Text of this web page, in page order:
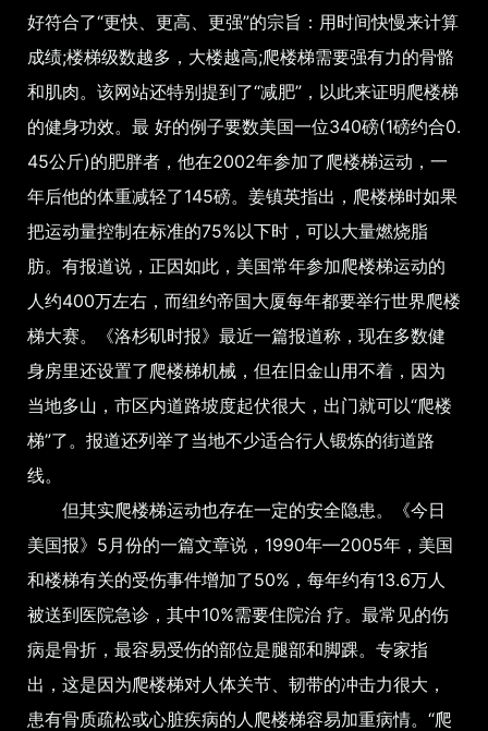
好符合了“更快、更高、更强”的宗旨：用时间快慢来计算
成绩;楼梯级数越多，大楼越高;爬楼梯需要强有力的骨骼
和肌肉。该网站还特别提到了“减肥”，以此来证明爬楼梯
的健身功效。最 好的例子要数美国一位340磅(1磅约合0.
45公斤)的肥胖者，他在2002年参加了爬楼梯运动，一
年后他的体重减轻了145磅。姜镇英指出，爬楼梯时如果
把运动量控制在标准的75%以下时，可以大量燃烧脂
肪。有报道说，正因如此，美国常年参加爬楼梯运动的
人约400万左右，而纽约帝国大厦每年都要举行世界爬楼
梯大赛。《洛杉矶时报》最近一篇报道称，现在多数健
身房里还设置了爬楼梯机械，但在旧金山用不着，因为
当地多山，市区内道路坡度起伏很大，出门就可以“爬楼
梯”了。报道还列举了当地不少适合行人锻炼的街道路
线。
但其实爬楼梯运动也存在一定的安全隐患。《今日
美国报》5月份的一篇文章说，1990年—2005年，美国
和楼梯有关的受伤事件增加了50%，每年约有13.6万人
被送到医院急诊，其中10%需要住院治 疗。最常见的伤
病是骨折，最容易受伤的部位是腿部和脚踝。专家指
出，这是因为爬楼梯对人体关节、韧带的冲击力很大，
患有骨质疏松或心脏疾病的人爬楼梯容易加重病情。“爬